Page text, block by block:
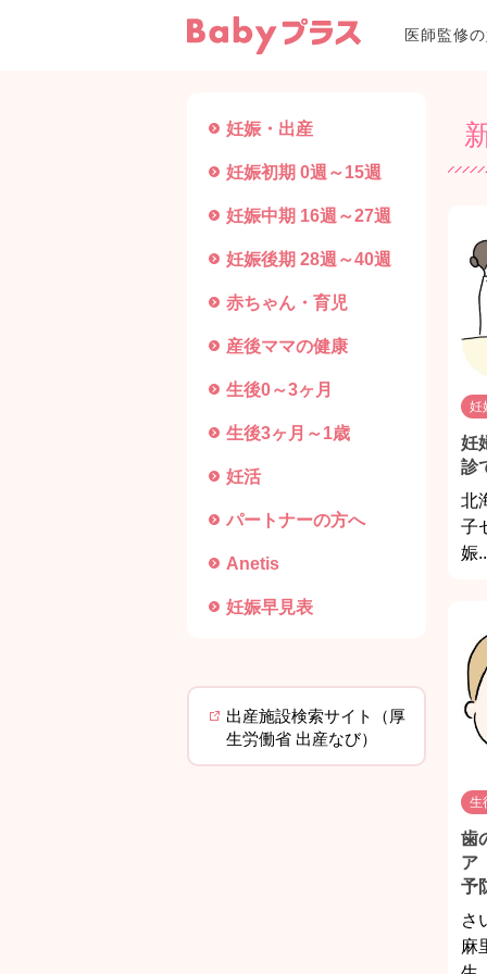
医師監修
妊娠・出産
妊娠初期 0週～15週
妊娠中期 16週～27週
妊娠後期 28週～40週
赤ちゃん・育児
産後ママの健康
生後0～3ヶ月
生後3ヶ月～1歳
妊活
パートナーの方へ
Anetis
妊娠早見表
出産施設検索サイト（厚
生労働省 出産なび）
妊
妊
診
北
子
娠
生
歯
ア
予
さ
麻